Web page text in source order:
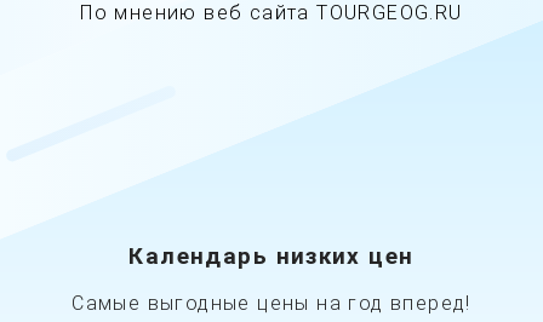
По мнению веб сайтаTOURGEOG.RU
Календарь низких цен
Самые выгодные цены на год вперед!